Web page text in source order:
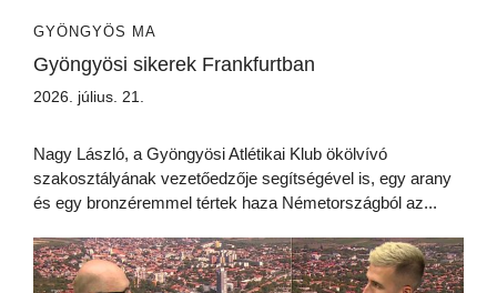
GYÖNGYÖS MA
Gyöngyösi sikerek Frankfurtban
2026. július. 21.
Nagy László, a Gyöngyösi Atlétikai Klub ökölvívó
szakosztályának vezetőedzője segítségével is, egy arany
és egy bronzéremmel tértek haza Németországból az...